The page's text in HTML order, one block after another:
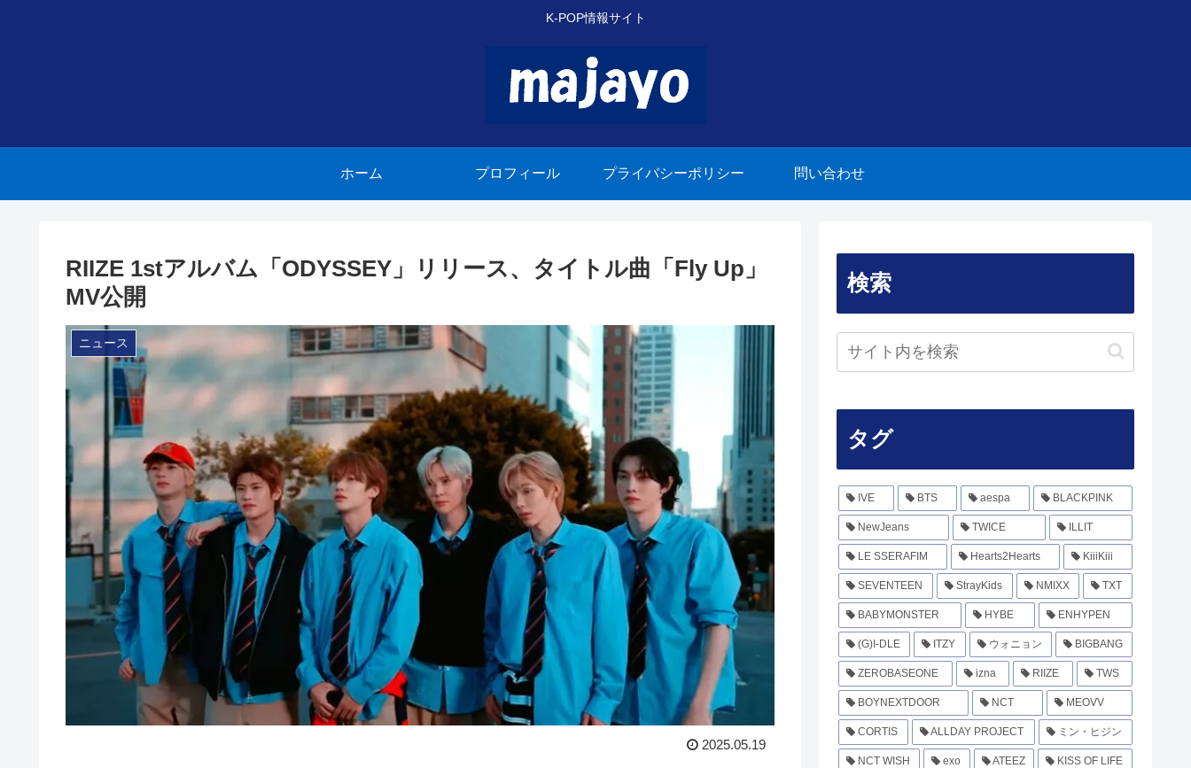
K-POP情報サイト
ホーム プロフィール プライバシーポリシー 問い合わせ
RIIZE 1stアルバム「ODYSSEY」リリース、タイトル曲「Fly Up」
MV公開
ニュース
2025.05.19
検索
タグ
IVE BTS aespa BLACKPINK
NewJeans TWICE ILLIT
LE SSERAFIM Hearts2Hearts KiiiKiii
SEVENTEEN StrayKids NMIXX TXT
BABYMONSTER HYBE ENHYPEN
(G)I-DLE ITZY ウォニョン BIGBANG
ZEROBASEONE izna RIIZE TWS
BOYNEXTDOOR NCT MEOVV
CORTIS ALLDAY PROJECT ミン・ヒジン
NCT WISH exo ATEEZ KISS OF LIFE